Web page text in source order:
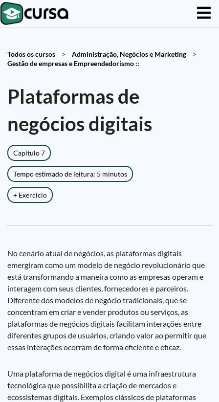
Todos os cursos > Administração, Negócios e Marketing
>
Gestão de empresas e Empreendedorismo ::
Plataformas de
negócios digitais
Capítulo 7
Tempo estimado de leitura: 5 minutos
+ Exercício
No cenário atual de negócios, as plataformas digitais
emergiram como um modelo de negócio revolucionário que
está transformando a maneira como as empresas operam e
interagem com seus clientes, fornecedores e parceiros.
Diferente dos modelos de negócio tradicionais, que se
concentram em criar e vender produtos ou serviços, as
plataformas de negócios digitais facilitam interações entre
diferentes grupos de usuários, criando valor ao permitir que
essas interações ocorram de forma eficiente e eficaz.
Uma plataforma de negócios digital é uma infraestrutura
tecnológica que possibilita a criação de mercados e
ecossistemas digitais. Exemplos clássicos de plataformas